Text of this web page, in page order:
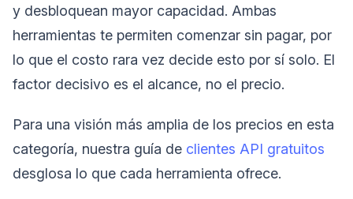
y desbloquean mayor capacidad. Ambas
herramientas te permiten comenzar sin pagar, por
lo que el costo rara vez decide esto por sí solo. El
factor decisivo es el alcance, no el precio.
Para una visión más amplia de los precios en esta
categoría, nuestra guía de clientes API gratuitos
desglosa lo que cada herramienta ofrece.